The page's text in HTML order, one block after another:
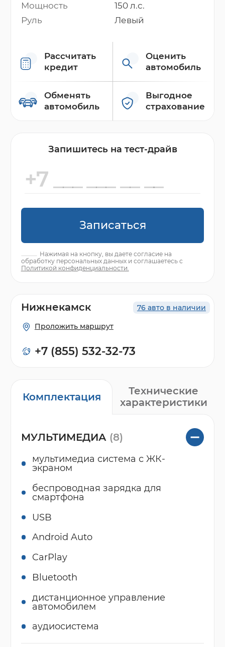
Мощность
150 л.с.
Руль
Левый
Рассчитать
кредит
Оценить
автомобиль
Обменять
автомобиль
Выгодное
страхование
Запишитесь на тест-драйв
Записаться
Нажимая на кнопку, вы даете согласие на
обработку персональных данных и соглашаетесь с
Политикой конфиденциальности.
Комплектация
Технические
характеристики
МУЛЬТИМЕДИА (8)
мультимедиа система с ЖК-
экраном
беспроводная зарядка для
смартфона
USB
Android Auto
CarPlay
Bluetooth
дистанционное управление
автомобилем
аудиосистема
76 авто в наличии
Нижнекамск
Проложить маршрут
+7 (855) 532-32-73